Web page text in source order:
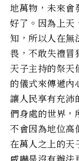
地萬物，未來會
好了。因為上天
知，所以人在無
畏，不敢失禮冒
天子主持的祭天
的儀式來傳遞內
讓人民享有充沛
們身處的世界，
不會因為地位高
在萬人之上的天
威嚇是沒有辦法